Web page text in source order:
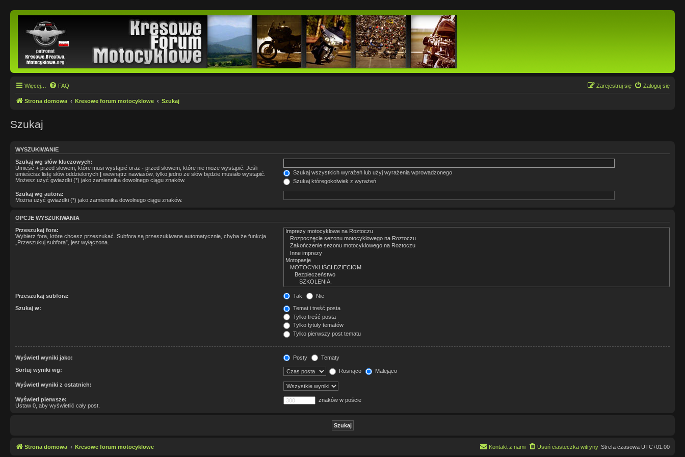
Więcej… FAQ Zaloguj się
Zarejestruj się
Strona domowa Kresowe forum motocyklowe Szukaj
Szukaj
WYSZUKIWANIE
Szukaj wg słów kluczowych:
Umieść + przed słowem, które musi wystąpić oraz - przed słowem, które nie może wystąpić. Jeśli
umieścisz listę słów oddzielonych
wewnątrz nawiasów, tylko jedno ze słów będzie musiało wystąpić.
Możesz użyć gwiazdki (*) jako zamiennika dowolnego ciągu znaków.
Szukaj wszystkich wyrażeń lub użyj wyrażenia wprowadzonego
Szukaj któregokolwiek z wyrażeń
Szukaj wg autora:
Można użyć gwiazdki (*) jako zamiennika dowolnego ciągu znaków.
OPCJE WYSZUKIWANIA
Przeszukaj fora:
Wybierz fora, które chcesz przeszukać. Subfora są przeszukiwane automatycznie, chyba że funkcja
„Przeszukuj subfora”, jest wyłączona.
Przeszukaj subfora: Tak Nie
Szukaj w:
Temat i treść posta
Tylko treść posta
Tylko tytuły tematów
Tylko pierwszy post tematu
Wyświetl wyniki jako: Posty Tematy
Sortuj wyniki wg: Rosnąco Malejąco
Wyświetl wyniki z ostatnich:
Wyświetl pierwsze:
Ustaw 0, aby wyświetlić cały post.
znaków w poście
Strona domowa Kresowe forum motocyklowe Strefa czasowa UTC+01:00
Usuń ciasteczka witryny
Kontakt z nami